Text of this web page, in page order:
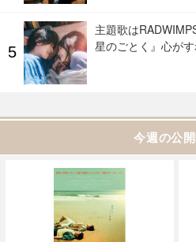
主題歌は
星のごとく』心が
今週の公